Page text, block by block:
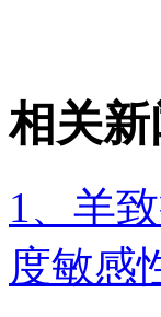
相关
1、羊
度敏感